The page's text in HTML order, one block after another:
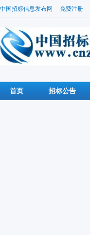
中国招标信息发布网 免费注册
首页 招标公告